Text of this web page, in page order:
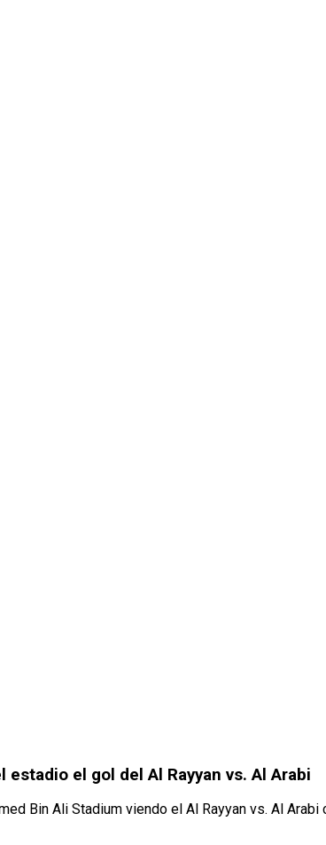
estadio el gol del Al Rayyan vs. Al Arabi
Bin Ali Stadium viendo el Al Rayyan vs. Al